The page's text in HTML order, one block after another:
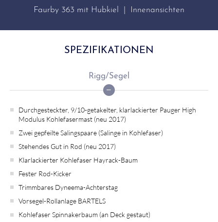
Faurby 363 mit Hubkiel | Innenansichten
SPEZIFIKATIONEN
Rigg/Segel
Durchgesteckter, 9/10-getakelter, klarlackierter Pauger High
Modulus Kohlefasermast (neu 2017)
Zwei gepfeilte Salingspaare (Salinge in Kohlefaser)
Stehendes Gut in Rod (neu 2017)
Klarlackierter Kohlefaser Hayrack-Baum
Fester Rod-Kicker
Trimmbares Dyneema-Achterstag
Vorsegel-Rollanlage BARTELS
Kohlefaser Spinnakerbaum (an Deck gestaut)